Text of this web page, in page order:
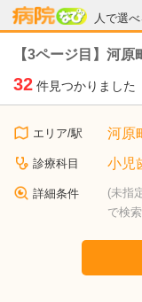
人で選
病院なび
【3ページ目】河
32 件見つかりました
エリア/駅 河原
診療科目 小児
詳細条件
(未指
で検